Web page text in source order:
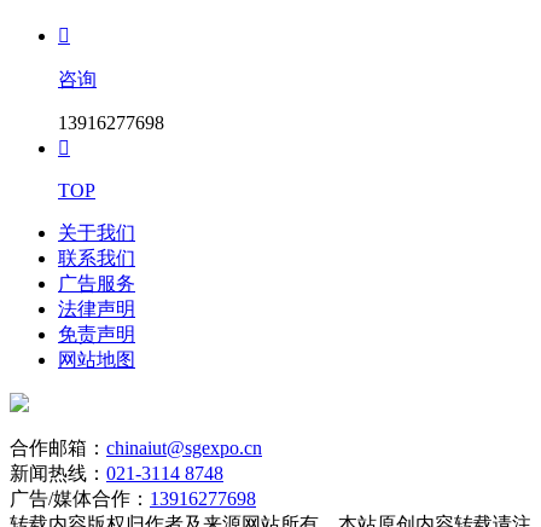

咨询
13916277698

TOP
关于我们
联系我们
广告服务
法律声明
免责声明
网站地图
合作邮箱： chinaiut@sgexpo.cn
新闻热线： 021-3114 8748
广告/媒体合作： 13916277698